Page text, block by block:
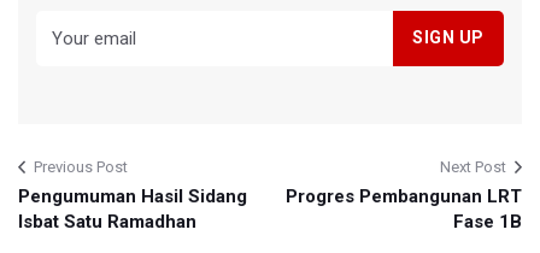
Previous Post
Pengumuman Hasil Sidang
Isbat Satu Ramadhan
Next Post
Progres Pembangunan LRT
Fase 1B